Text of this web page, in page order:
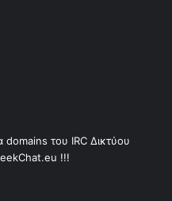
domains του IRC Δικτύου
!!!